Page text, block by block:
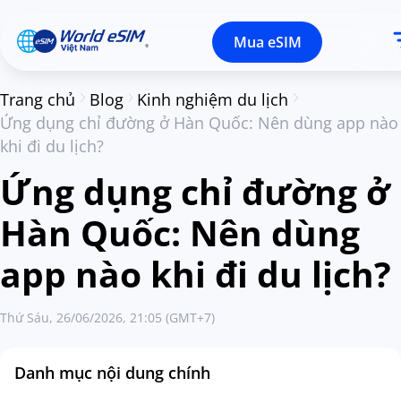
Mua eSIM
Trang chủ Blog
Kinh nghiệm du lịch
Ứng dụng chỉ đường ở Hàn Quốc: Nên dùng app nào
khi đi du lịch?
Ứng dụng chỉ đường ở
Hàn Quốc: Nên dùng
app nào khi đi du lịch?
Thứ Sáu, 26/06/2026, 21:05 (GMT+7)
Danh mục nội dung chính